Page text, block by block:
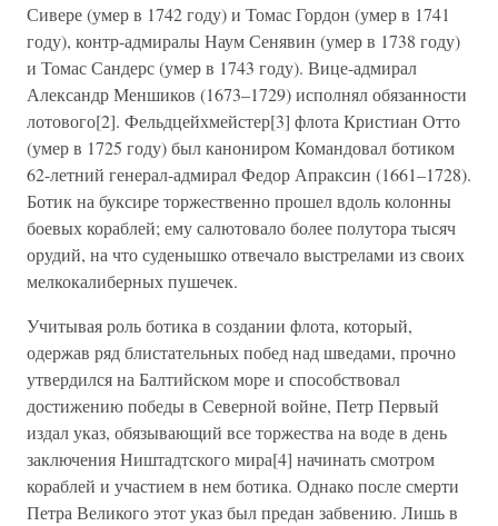
Сивере (умер в 1742 году) и Томас Гордон (умер в 1741
году), контр-адмиралы Наум Сенявин (умер в 1738 году)
и Томас Сандерс (умер в 1743 году). Вице-адмирал
Александр Меншиков (1673–1729) исполнял обязанности
лотового[2]. Фельдцейхмейстер[3] флота Кристиан Отто
(умер в 1725 году) был канониром Командовал ботиком
62-летний генерал-адмирал Федор Апраксин (1661–1728).
Ботик на буксире торжественно прошел вдоль колонны
боевых кораблей; ему салютовало более полутора тысяч
орудий, на что суденышко отвечало выстрелами из своих
мелкокалиберных пушечек.
Учитывая роль ботика в создании флота, который,
одержав ряд блистательных побед над шведами, прочно
утвердился на Балтийском море и способствовал
достижению победы в Северной войне, Петр Первый
издал указ, обязывающий все торжества на воде в день
заключения Ништадтского мира[4] начинать смотром
кораблей и участием в нем ботика. Однако после смерти
Петра Великого этот указ был предан забвению. Лишь в